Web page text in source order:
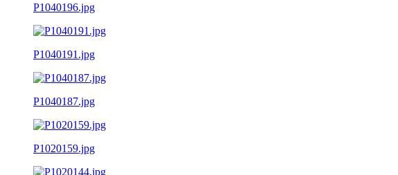
P1040196.jpg
P1040191.jpg
P1040187.jpg
P1020159.jpg